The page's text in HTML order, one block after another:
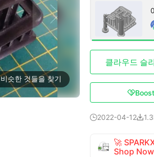
비슷한 것들을 찾기
클라우드 슬
Boost
2022-04-12
🚀
Shop Now